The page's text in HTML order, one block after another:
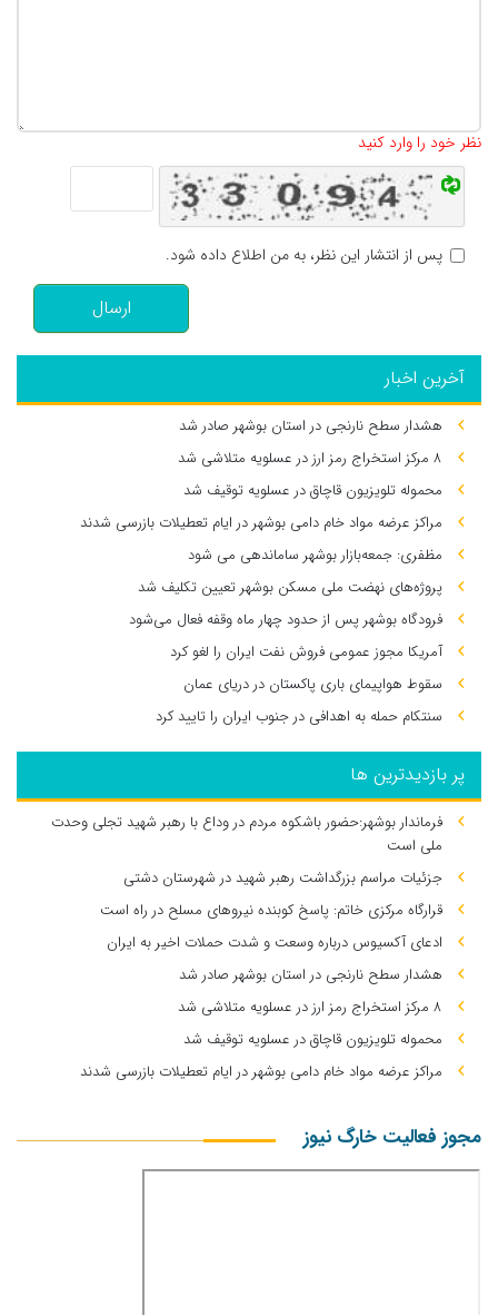
نظر خود را وارد کنید
پس از انتشار این نظر، به من اطلاع داده شود.
ارسال
آخرین اخبار
هشدار سطح نارنجی در استان بوشهر صادر شد
۸ مرکز استخراج رمز ارز در عسلویه متلاشی شد
محموله تلویزیون قاچاق در عسلویه توقیف شد
مراکز عرضه مواد خام دامی بوشهر در ایام تعطیلات بازرسی شدند
مظفری: جمعه‌بازار بوشهر ساماندهی می‌ شود
پروژه‌های نهضت ملی مسکن بوشهر تعیین تکلیف شد
فرودگاه بوشهر پس از حدود چهار ماه وقفه فعال می‌شود
آمریکا مجوز عمومی فروش نفت ایران را لغو کرد
سقوط هواپیمای باری پاکستان در دریای عمان
سنتکام حمله به اهدافی در جنوب ایران را تایید کرد
پر بازدیدترین ها
فرماندار بوشهر:حضور باشکوه مردم در وداع با رهبر شهید تجلی وحدت
ملی است
جزئیات مراسم بزرگداشت رهبر شهید در شهرستان دشتی
قرارگاه مرکزی خاتم: پاسخ کوبنده نیروهای مسلح در راه است
ادعای آکسیوس درباره وسعت و شدت حملات اخیر به ایران
هشدار سطح نارنجی در استان بوشهر صادر شد
۸ مرکز استخراج رمز ارز در عسلویه متلاشی شد
محموله تلویزیون قاچاق در عسلویه توقیف شد
مراکز عرضه مواد خام دامی بوشهر در ایام تعطیلات بازرسی شدند
مجوز فعالیت خارگ نیوز